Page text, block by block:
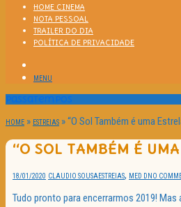
HOME CINEMA
NOTA PESSOAL
TRAILER DO DIA
POLÍTICA DE PRIVACIDADE
MENU
Passatempos
HOME » ESTREIAS »“O Sol Também é uma
“O SOL TAMBÉM É
18/01/2020 CLAUDIO SOUSAESTREIAS, MED D NO
Tudo pronto para encerrarmos 2019!